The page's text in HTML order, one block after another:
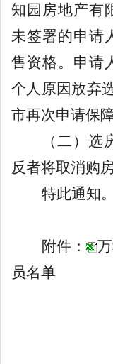
知园房地产有
未签署的申请
售资格。 申请
个人原因放弃
市再次申请保
（二 ）选
反者将取消购
特此通知。
附件：
员名单